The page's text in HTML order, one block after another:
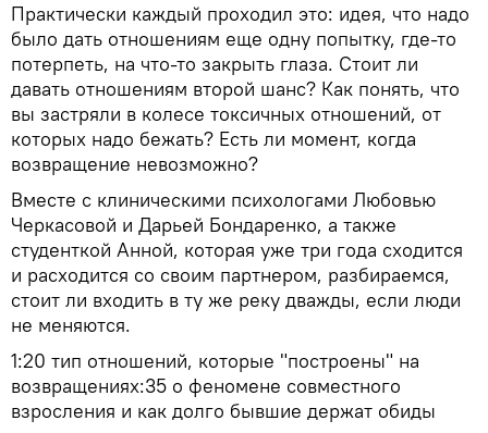
Практически каждый проходил это: идея, что надо
было дать отношениям еще одну попытку, где-то
потерпеть, на что-то закрыть глаза. Стоит ли
давать отношениям второй шанс? Как понять, что
вы застряли в колесе токсичных отношений, от
которых надо бежать? Есть ли момент, когда
возвращение невозможно?
Вместе с клиническими психологами Любовью
Черкасовой и Дарьей Бондаренко, а также
студенткой Анной, которая уже три года сходится
и расходится со своим партнером, разбираемся,
стоит ли входить в ту же реку дважды, если люди
не меняются.
1:20 тип отношений, которые "построены" на
возвращениях:35 о феномене совместного
взросления и как долго бывшие держат обиды